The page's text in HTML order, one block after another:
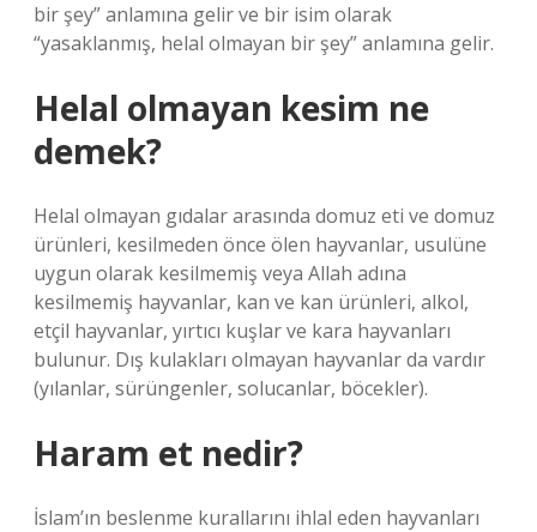
bir şey” anlamına gelir ve bir isim olarak
“yasaklanmış, helal olmayan bir şey” anlamına gelir.
Helal olmayan kesim ne
demek?
Helal olmayan gıdalar arasında domuz eti ve domuz
ürünleri, kesilmeden önce ölen hayvanlar, usulüne
uygun olarak kesilmemiş veya Allah adına
kesilmemiş hayvanlar, kan ve kan ürünleri, alkol,
etçil hayvanlar, yırtıcı kuşlar ve kara hayvanları
bulunur. Dış kulakları olmayan hayvanlar da vardır
(yılanlar, sürüngenler, solucanlar, böcekler).
Haram et nedir?
İslam’ın beslenme kurallarını ihlal eden hayvanları